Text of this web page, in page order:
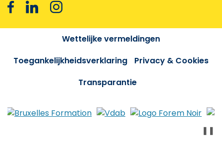
Wettelijke vermeldingen
Toegankelijkheidsverklaring
Privacy & Cookies
Transparantie
❚❚